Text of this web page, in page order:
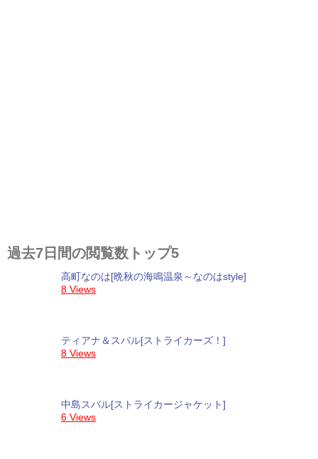
過去7日間の閲覧数トップ5
高町なのは[晩秋の海鳴温泉～なのはstyle]
8 Views
ティアナ＆スバル[ストライカーズ！]
8 Views
中島スバル[ストライカージャケット]
6 Views